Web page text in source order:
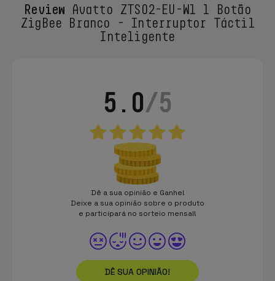
Review Avatto ZTS02-EU-W1 1 Botão
ZigBee Branco - Interruptor Táctil
Inteligente
5.0/5
Dê a sua opinião e Ganhe!
Deixe a sua opinião sobre o produto
e participará no sorteio mensal!
DÊ SUA OPINIÃO!